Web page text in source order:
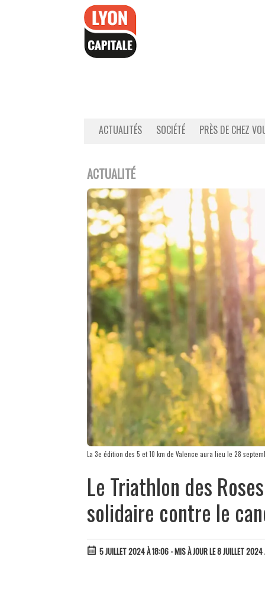
ACTUALITÉS SOCIÉTÉ PRÈS DE CHEZ
ACTUALITÉ
La 3e édition des 5 et 10 km de Valence aura lieu le 28
Le Triathlon des
solidaire contre le
5 JUILLET 2024 À 18:06 - MIS À JOUR LE 8 JUILLET